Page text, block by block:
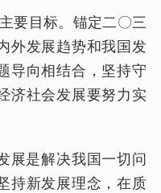
要目标。锚定二〇三
外发展趋势和我国发
导向相结合，坚持守
济社会发展要努力实
是解决我国一切问
持新发展理念，在质